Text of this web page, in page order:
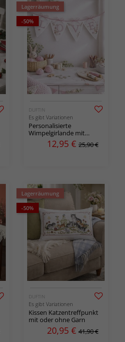
Lagerräumung
-50%
DUFTIN
Es gibt Variationen
Personalisierte
Wimpelgirlande mit
Stickerei12,95 € 25,90 €
Lagerräumung
-50%
DUFTIN
Es gibt Variationen
Kissen Katzentreffpunkt
mit oder ohne Garn
20,95 € 41,90 €